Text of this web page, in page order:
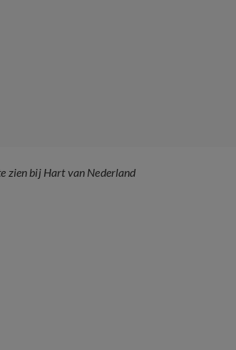
zien bij Hart van Nederland